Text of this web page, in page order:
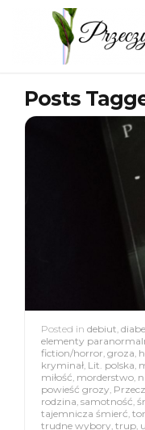
Posts
Posted in debiut,
elementy
fiction/horror, groza,
kryminał, Lit. polska,
miłość, morderstwo,
powieść grozy,
rodzina, samotność,
tajemnicza śmierć,
trudne wybory, trup,